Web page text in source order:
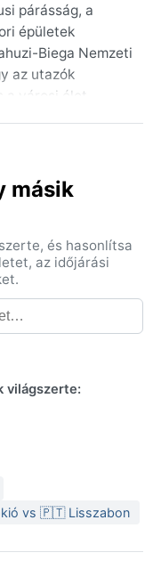
párásság, a
épületek
Biega Nemzeti
az utazók
a városi élet
meg: az esős és
bőséges
a
szárazabb,
de a pára
és egy
klíma nem
a száraz téli
kevesebb az eső,
Ugyanakkor a
köd szállhat a
vagy szélviharok
A Kivu-tó mélyén
másik
és hasonlítsa
az időjárási
világszerte:
vs 🇵🇹 Lisszabon